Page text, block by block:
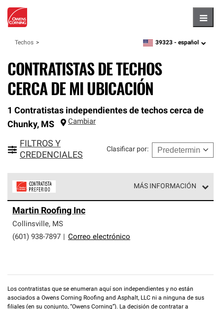
Techos zipcode,language
39323 - español
CONTRATISTAS DE TECHOS
CERCA DE MI UBICACIÓN
1 Contratistas independientes de techos cerca de
Chunky, MS Cambiar
FILTROS Y
CREDENCIALES
Clasificar por:
MÁS INFORMACIÓN
parte de una red exclusiva de profesionales de techos
que cumplen con altos estándares y requisitos estrictos
de profesionalismo y confiabilidad.
Martin Roofing Inc
Collinsville, MS
(601) 938-7897
Correo electrónico
Los contratistas que se enumeran aquí son independientes y no están
asociados a Owens Corning Roofing and Asphalt, LLC ni a ninguna de sus
filiales (en su conjunto, “Owens Corning”). La decisión de contratar a